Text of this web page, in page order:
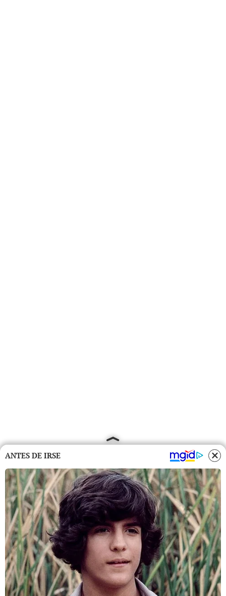
ANTES DE IRSE